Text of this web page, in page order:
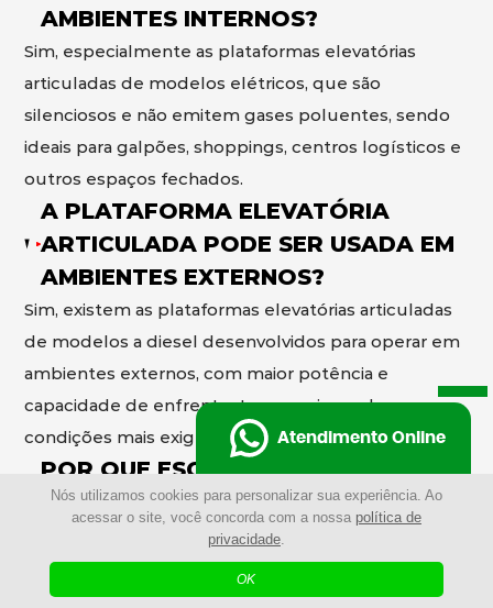
Nós utilizamos cookies para personalizar sua experiência. Ao
acessar o site, você concorda com a nossa política de
privacidade.
OK
AMBIENTES INTERNOS?
Sim, especialmente as plataformas elevatórias
articuladas de modelos elétricos, que são
silenciosos e não emitem gases poluentes, sendo
ideais para galpões, shoppings, centros logísticos e
outros espaços fechados.
A PLATAFORMA ELEVATÓRIA
ARTICULADA PODE SER USADA EM
AMBIENTES EXTERNOS?
Sim, existem as plataformas elevatórias articuladas
de modelos a diesel desenvolvidos para operar em
ambientes externos, com maior potência e
capacidade de enfrentar terrenos irregulares e
condições mais exigentes.
POR QUE ESCOLHER A
PLATAFORMA ELEVATÓRIA
ARTICULADA AO INVÉS DE
ANDAIMES?
Mais rápida de montar
Atendimento Online